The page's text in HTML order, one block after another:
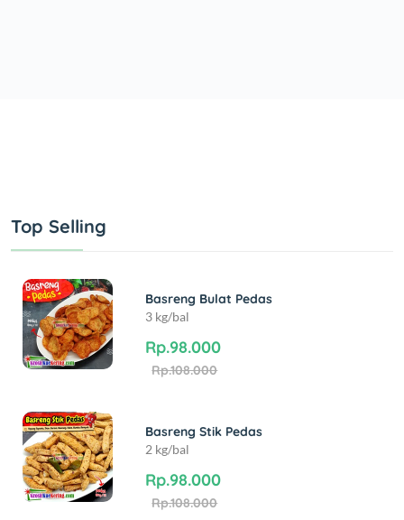
Top Selling
Basreng Bulat Pedas
3 kg/bal
Rp.98.000
Rp.108.000
Basreng Stik Pedas
2 kg/bal
Rp.98.000
Rp.108.000